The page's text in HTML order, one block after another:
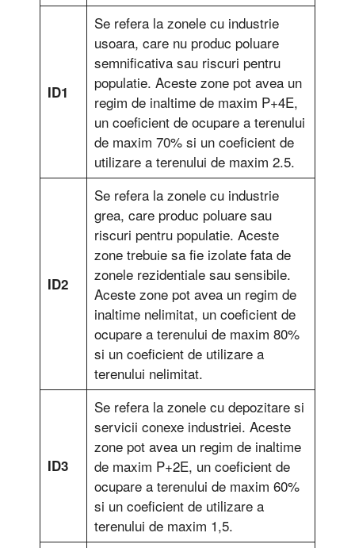
ID1
Se refera la zonele cu industrie
usoara, care nu produc poluare
semnificativa sau riscuri pentru
populatie. Aceste zone pot avea un
regim de inaltime de maxim P+4E,
un coeficient de ocupare a terenului
de maxim 70% si un coeficient de
utilizare a terenului de maxim 2.5.
ID2
Se refera la zonele cu industrie
grea, care produc poluare sau
riscuri pentru populatie. Aceste
zone trebuie sa fie izolate fata de
zonele rezidentiale sau sensibile.
Aceste zone pot avea un regim de
inaltime nelimitat, un coeficient de
ocupare a terenului de maxim 80%
si un coeficient de utilizare a
terenului nelimitat.
ID3
Se refera la zonele cu depozitare si
servicii conexe industriei. Aceste
zone pot avea un regim de inaltime
de maxim P+2E, un coeficient de
ocupare a terenului de maxim 60%
si un coeficient de utilizare a
terenului de maxim 1,5.